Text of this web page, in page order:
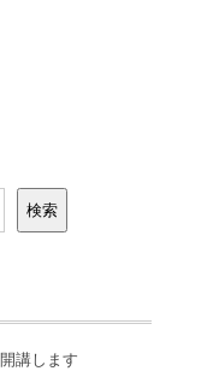
検索
講します